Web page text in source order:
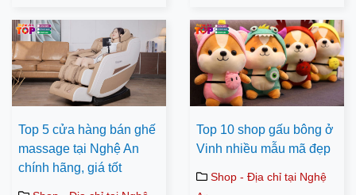
Top 5 cửa hàng bán ghế
massage tại Nghệ An
chính hãng, giá tốt
Top 10 shop gấu bông ở
Vinh nhiều mẫu mã đẹp
Shop - Địa chỉ tại Nghệ